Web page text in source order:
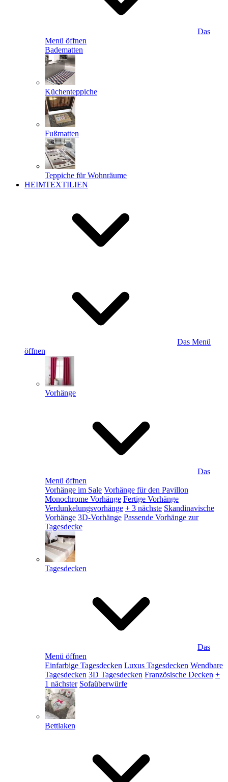
Das
Menü öffnen
Badematten
Küchenteppiche
Fußmatten
Teppiche für Wohnräume
HEIMTEXTILIEN
Das Menü
öffnen
Vorhänge
Das
Menü öffnen
Vorhänge im Sale Vorhänge für den Pavillon
Monochrome Vorhänge Fertige Vorhänge
Verdunkelungsvorhänge + 3 nächste Skandinavische
Vorhänge 3D-Vorhänge Passende Vorhänge zur
Tagesdecke
Tagesdecken
Das
Menü öffnen
Einfarbige Tagesdecken Luxus Tagesdecken Wendbare
Tagesdecken 3D Tagesdecken Französische Decken +
1 nächster Sofaüberwürfe
Bettlaken